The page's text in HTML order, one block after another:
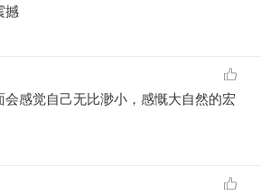
撼
感觉自己无比渺小，感慨大自然的宏